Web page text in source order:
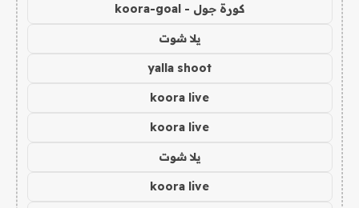
كورة جول - koora-goal
يلا شوت
yalla shoot
koora live
koora live
يلا شوت
koora live